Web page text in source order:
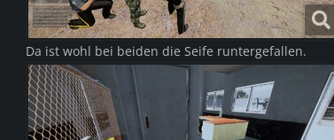
Da ist wohl bei beiden die Seife runtergefallen.